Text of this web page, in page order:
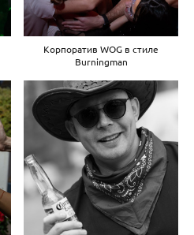
Корпоратив WOG в стиле
Burningman